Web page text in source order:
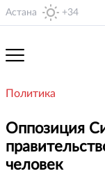
Астана +34
Политика
Оппозиция
человек